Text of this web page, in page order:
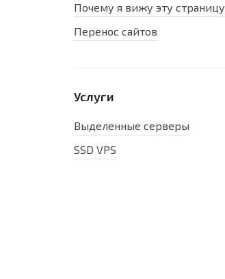
Почему я вижу эту страницу
Перенос сайтов
Услуги
Выделенные серверы
SSD VPS